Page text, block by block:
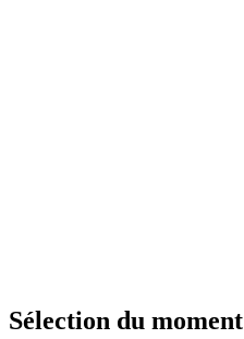
Sélection du moment